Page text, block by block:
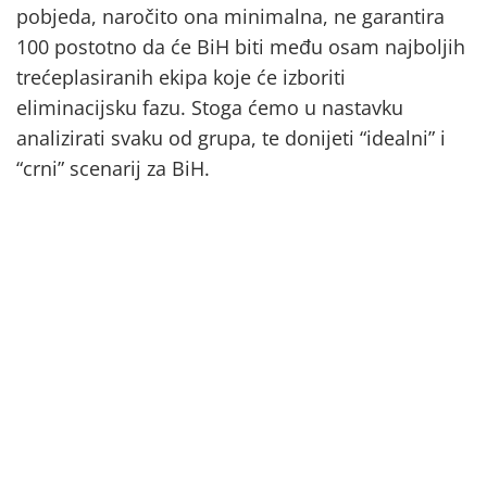
pobjeda, naročito ona minimalna, ne garantira
100 postotno da će BiH biti među osam najboljih
trećeplasiranih ekipa koje će izboriti
eliminacijsku fazu. Stoga ćemo u nastavku
analizirati svaku od grupa, te donijeti “idealni” i
“crni” scenarij za BiH.